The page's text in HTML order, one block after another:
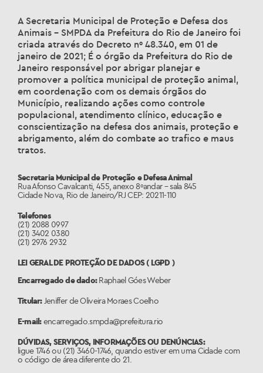
A Secretaria Municipal de Proteção e Defesa dos
Animais – SMPDA da Prefeitura do Rio de Janeiro foi
criada através do Decreto nº 48.340, em 01 de
janeiro de 2021; É o órgão da Prefeitura do Rio de
Janeiro responsável por abrigar planejar e
promover a política municipal de proteção animal,
em coordenação com os demais órgãos do
Município, realizando ações como controle
populacional, atendimento clínico, educação e
conscientização na defesa dos animais, proteção e
abrigamento, além do combate ao trafico e maus
tratos.
Secretaria Municipal de Proteção e Defesa Animal
Rua Afonso Cavalcanti, 455, anexo 8ºandar – sala 845
Cidade Nova, Rio de Janeiro/RJ CEP: 20211-110
Telefones
(21) 2088 0997
(21) 3402 0380
(21) 2976 2932
LEI GERAL DE PROTEÇÃO DE DADOS ( LGPD )
Encarregado de dado:Raphael Góes Weber
Titular:Jeniffer de Oliveira Moraes Coelho
E-mail:encarregado.smpda@prefeitura.rio
DÚVIDAS, SERVIÇOS, INFORMAÇÕES OU DENÚNCIAS:
ligue 1746 ou (21) 3460-1746, quando estiver em uma Cidade com
o código de área diferente do 21.